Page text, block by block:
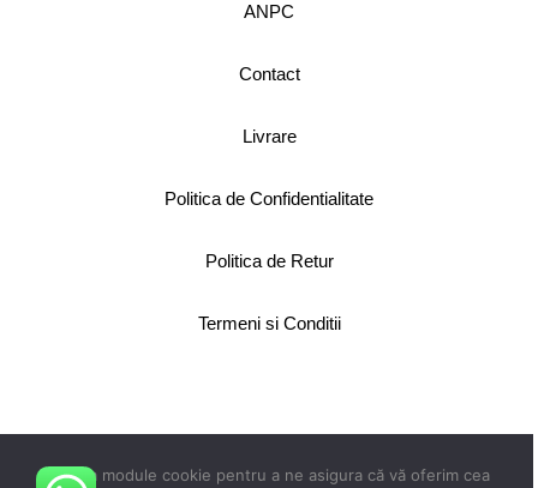
ANPC
Contact
Livrare
Politica de Confidentialitate
Politica de Retur
Termeni si Conditii
toate drepturile rezervate.
Utilizăm module cookie pentru a ne asigura că vă oferim cea